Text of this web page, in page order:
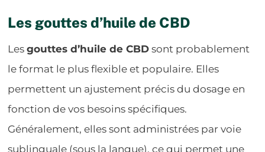
Les gouttes d’huile de CBD
Lesgouttes d’huile de CBD sont probablement
le format le plus flexible et populaire. Elles
permettent un ajustement précis du dosage en
fonction de vos besoins spécifiques.
Généralement, elles sont administrées par voie
sublinguale (sous la langue), ce qui permet une